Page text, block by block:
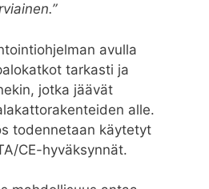
avulla
tarkasti ja
jotka jäävät
alle.
todennetaan käytetyt
CE-hyväksynnät.